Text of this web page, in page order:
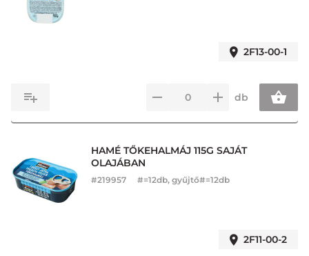
2F13-00-1
db
HAMÉ TŐKEHALMÁJ 115G SAJÁT
OLAJÁBAN
#219957 #=12db, gyűjtő#=12db
2F11-00-2